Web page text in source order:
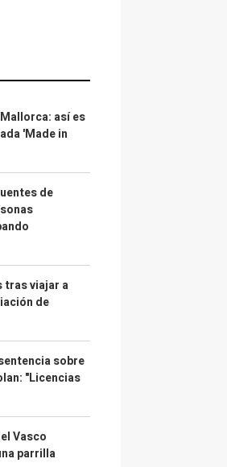
Mallorca: así es
'Made in
de
tras viajar a
de
sobre
"Licencias
Vasco
parrilla